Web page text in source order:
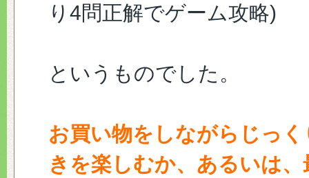
り4問正解でゲーム攻略)
というものでした。
お買い物をしながらじっ
きを楽しむか、あるいは、